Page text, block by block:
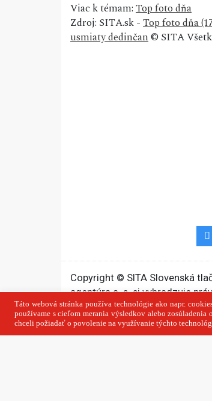
Viac k témam:Top foto dňa
Zdroj: SITA.sk -Top foto dňa
usmiaty dedinčan© SITA
Copyright © SITA Slovenská
agentúra a. s. si vyhradzuje
článku a jeho častí.